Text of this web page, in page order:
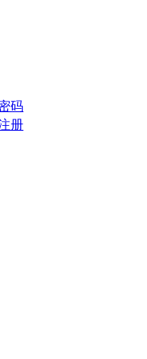
码
册